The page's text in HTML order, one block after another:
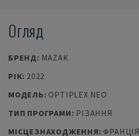
Огляд
БРЕНД: MAZAK
РІК: 2022
МОДЕЛЬ: OPTIPLEX NEO
ТИП ПРОГРАМИ: РІЗАННЯ
МІСЦЕЗНАХОДЖЕННЯ: ФРАНЦІЯ